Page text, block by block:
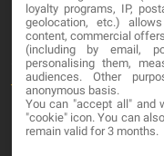
LEGAL
Terminos y Condiciones
Política de Privacidad
loyalty programs, IP,
geolocation, etc.)
content, commercial
(including by email,
personalising them,
audiences. Other
anonymous basis.
You can "accept all" and
"cookie" icon. You can
remain valid for 3 months.